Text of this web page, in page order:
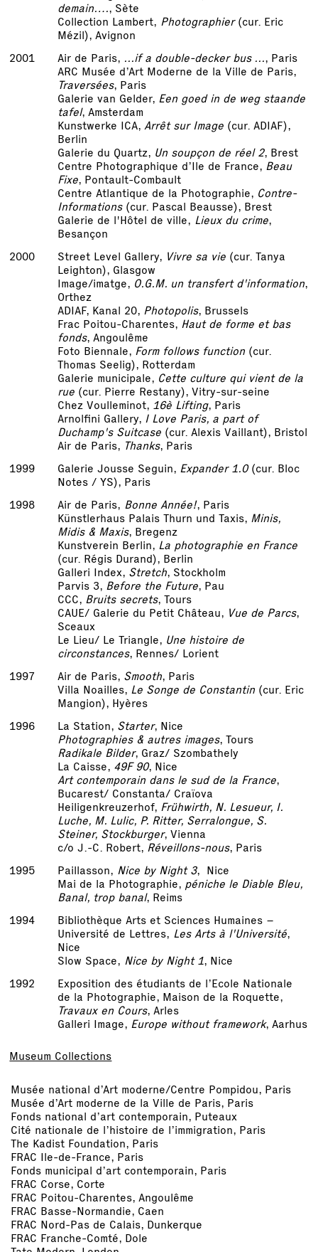
demain…., Sète
Collection Lambert, Photographier(cur. Eric
Mézil), Avignon
2001
Air de Paris, ...if a double-decker bus ..., Paris
ARC Musée d’Art Moderne de la Ville de Paris,
Traversées, Paris
Galerie van Gelder, Een goed in de weg staande
tafel, Amsterdam
Kunstwerke ICA,Arrêt sur Image (cur. ADIAF),
Berlin
Galerie du Quartz, Un soupçon de réel 2, Brest
Centre Photographique d’Ile de France, Beau
Fixe, Pontault-Combault
Centre Atlantique de la Photographie, Contre-
Informations(cur. Pascal Beausse), Brest
Galerie de l'Hôtel de ville, Lieux du crime,
Besançon
2000
Street Level Gallery, Vivre sa vie (cur. Tanya
Leighton), Glasgow
Image/imatge, O.G.M. un transfert d'information,
Orthez
ADIAF, Kanal 20, Photopolis, Brussels
Frac Poitou-Charentes, Haut de forme et bas
fonds, Angoulême
Foto Biennale, Form follows function (cur.
Thomas Seelig), Rotterdam
Galerie municipale, Cette culture qui vient de la
rue (cur. Pierre Restany), Vitry-sur-seine
Chez Voulleminot, 16è Lifting, Paris
Arnolfini Gallery, I Love Paris, a part of
Duchamp's Suitcase (cur. Alexis Vaillant), Bristol
Air de Paris, Thanks, Paris
1999
Galerie Jousse Seguin, Expander 1.0(cur. Bloc
Notes / YS), Paris
1998
Air de Paris, Bonne Année!, Paris
Künstlerhaus Palais Thurn und Taxis, Minis,
Midis & Maxis, Bregenz
Kunstverein Berlin, La photographie en France
(cur. Régis Durand), Berlin
Galleri Index, Stretch, Stockholm
Parvis 3, Before the Future, Pau
CCC, Bruits secrets, Tours
CAUE/ Galerie du Petit Château, Vue de Parcs,
Sceaux
Le Lieu/ Le Triangle, Une histoire de
circonstances, Rennes/ Lorient
1997
Air de Paris, Smooth, Paris
Villa Noailles, Le Songe de Constantin (cur. Eric
Mangion), Hyères
1996
La Station, Starter, Nice
Photographies & autres images, Tours
Radikale Bilder, Graz/ Szombathely
La Caisse, 49F 90, Nice
Art contemporain dans le sud de la France,
Bucarest/ Constanta/ Craïova
Heiligenkreuzerhof, Frühwirth, N. Lesueur, I.
Luche, M. Lulic, P. Ritter, Serralongue, S.
Steiner, Stockburger, Vienna
c/o J.-C. Robert, Réveillons-nous, Paris
1995
Paillasson, Nice by Night 3, Nice
Mai de la Photographie, péniche le Diable Bleu,
Banal, trop banal, Reims
1994
Bibliothèque Arts et Sciences Humaines –
Université de Lettres, Les Arts à l'Université,
Nice
Slow Space, Nice by Night 1, Nice
1992
Exposition des étudiants de l’Ecole Nationale
de la Photographie, Maison de la Roquette,
Travaux en Cours, Arles
Galleri Image, Europe without framework, Aarhus
Museum Collections
Musée national d’Art moderne/Centre Pompidou, Paris
Musée d’Art moderne de la Ville de Paris, Paris
Fonds national d’art contemporain, Puteaux
Cité nationale de l’histoire de l’immigration, Paris
The Kadist Foundation, Paris
FRAC Ile-de-France, Paris
Fonds municipal d’art contemporain, Paris
FRAC Corse, Corte
FRAC Poitou-Charentes, Angoulême
FRAC Basse-Normandie, Caen
FRAC Nord-Pas de Calais, Dunkerque
FRAC Franche-Comté, Dole